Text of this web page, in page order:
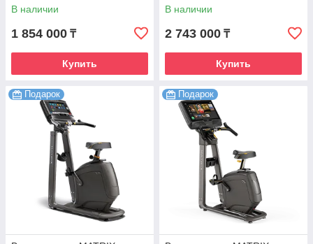
В наличии
1 854 000 ₸
Купить
В наличии
2 743 000 ₸
Купить
Подарок Подарок